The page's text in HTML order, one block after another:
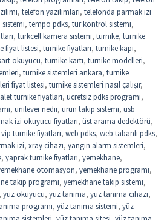
, telefon yazılımları, telefonda parmak izi
, tempo pdks, tur kontrol sistemi,
, turkcell kamera sistemi, turnike, turnike
fiyat listesi, turnike fiyatları, turnike kapı,
okuyucu, turnike kartı, turnike modelleri,
, turnike sistemleri ankara, turnike
fiyat listesi, turnike sistemleri nasıl çalışır,
turnike fiyatları, ücretsiz pdks programı,
, unilever nedir, ürün takip sistemi, usb
izi okuyucu fiyatları, üst arama dedektörü,
vip turnike fiyatları, web pdks, web tabanlı pdks,
izi, xray cihazı, yangın alarm sistemleri,
, yaprak turnike fiyatları, yemekhane,
otomasyon, yemekhane programı,
takip programı, yemekhane takip sistemi,
, yüz okuyucu, yüz tanıma, yüz tanıma cihazı,
programı, yüz tanıma sistemi, yüz